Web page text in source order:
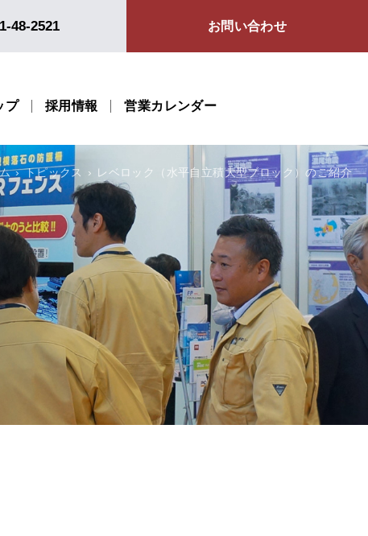
48-2521 お問い合わせ
プ 採用情報 営業カレンダー
トピックス レベロック（水平自立積大型ブロック）のご紹介